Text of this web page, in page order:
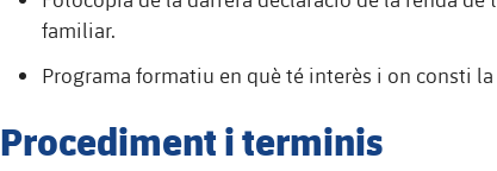
familiar.
Programa formatiu en què té interès i on consti
Procediment i terminis